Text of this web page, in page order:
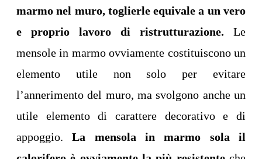
marmo nel muro, toglierle equivale a un vero
e proprio lavoro di ristrutturazione. Le
mensole in marmo ovviamente costituiscono un
elemento utile non solo per evitare
l’annerimento del muro, ma svolgono anche un
utile elemento di carattere decorativo e di
appoggio.La mensola in marmo sola il